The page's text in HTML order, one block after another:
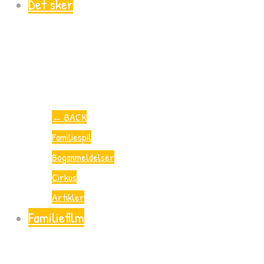
Det sker
← BACK
Familiespil
Boganmeldelser
Cirkus
Artikler
Familiefilm